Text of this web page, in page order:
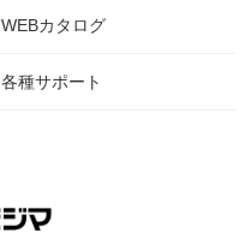
WEBカタログ
各種サポート